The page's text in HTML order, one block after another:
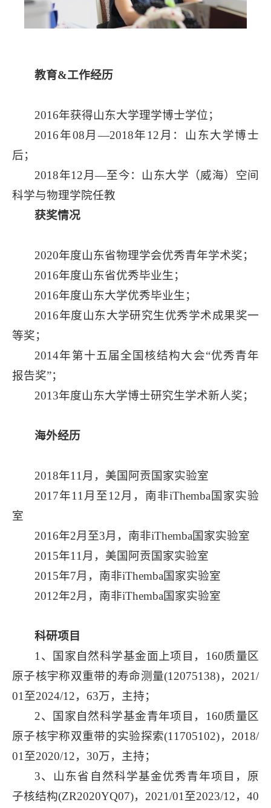
教育&工作经历
2016年获得山东大学理学博士学位；
2016年08月—2018年12月：山东大学博士
后；
2018年12月—至今：山东大学（威海）空间
科学与物理学院任教
获奖情况
2020年度山东省物理学会优秀青年学术奖；
2016年度山东省优秀毕业生；
2016年度山东大学优秀毕业生；
2016年度山东大学研究生优秀学术成果奖一
等奖；
2014年第十五届全国核结构大会“优秀青年
报告奖”；
2013年度山东大学博士研究生学术新人奖；
海外经历
2018年11月，美国阿贡国家实验室
2017年11月至12月，南非iThemba国家实验
室
2016年2月至3月，南非iThemba国家实验室
2015年11月，美国阿贡国家实验室
2015年7月，南非iThemba国家实验室
2012年2月，南非iThemba国家实验室
科研项目
1、国家自然科学基金面上项目，160质量区
原子核宇称双重带的寿命测量(12075138)，2021/
01至2024/12，63万，主持；
2、国家自然科学基金青年项目，160质量区
原子核宇称双重带的实验探索(11705102)，2018/
01至2020/12，30万，主持；
3、山东省自然科学基金优秀青年项目，原
子核结构(ZR2020YQ07)，2021/01至2023/12，40